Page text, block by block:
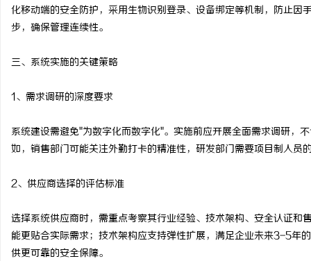
化移动端的安全防护，采用生物识别登录、设备绑定等机制，防止
步，确保管理连续性。
三、系统实施的关键策略
1、需求调研的深度要求
系统建设需避免"为数字化而数字化"。实施前应开展全面需求调研，
如，销售部门可能关注外勤打卡的精准性，研发部门需要项目制人
2、供应商选择的评估标准
选择系统供应商时，需重点考察其行业经验、技术架构、安全认证
能更贴合实际需求；技术架构应支持弹性扩展，满足企业未来3-5年
供更可靠的安全保障。